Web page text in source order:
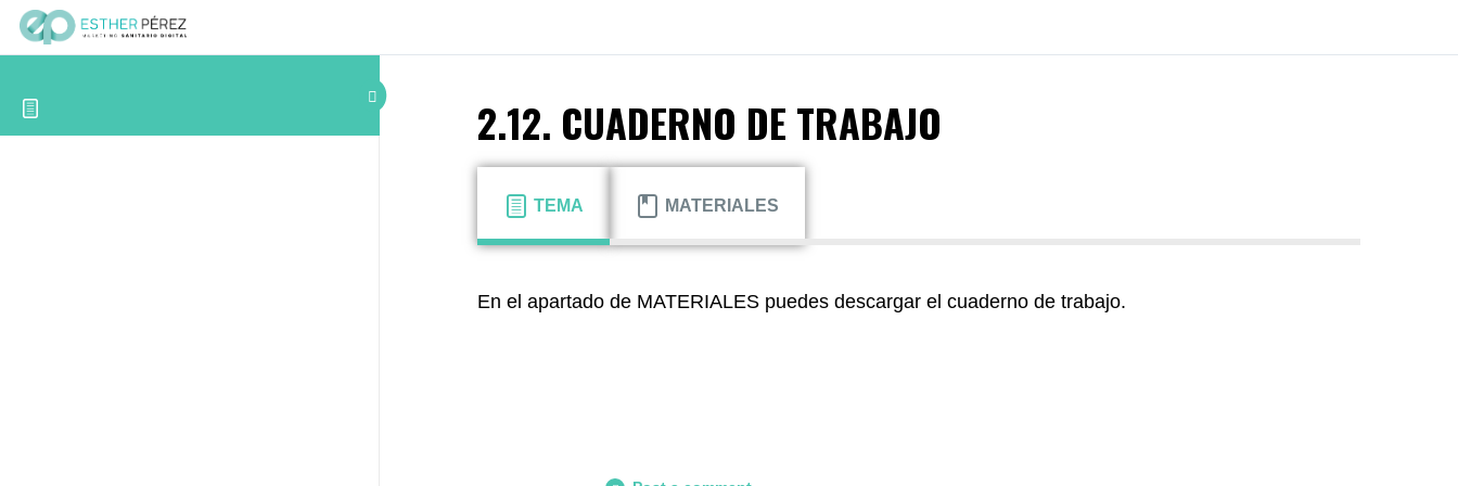
2.12. CUADERNO DE TRABAJO
TEMA MATERIALES
En el apartado de MATERIALES puedes descargar el cuaderno de trabajo.